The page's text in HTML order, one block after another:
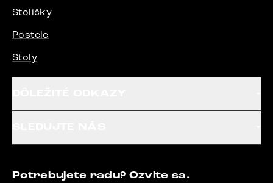
Stoličky
Postele
Stoly
Potrebujete radu? Ozvite sa.